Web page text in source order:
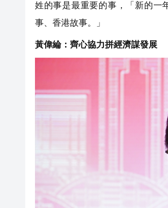
姓的事是最重要的事，「新的一
事、香港故事。」
黃偉綸：齊心協力拼經濟謀發展